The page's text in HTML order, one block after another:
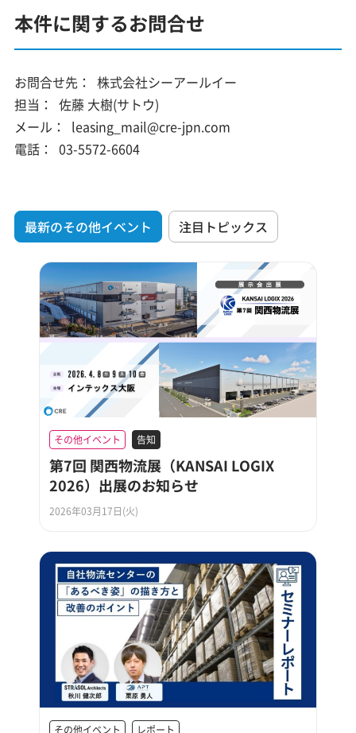
本件に関するお問合せ
お問合せ先：
株式会社シーアールイー
担当：
佐藤 大樹(サトウ)
メール：
leasing_mail@cre-jpn.com
電話：
03-5572-6604
最新のその他イベント 注目トピックス
その他イベント 告知
第7回 関西物流展（KANSAI LOGIX
2026）出展のお知らせ
2026年03月17日(火)
その他イベント レポート